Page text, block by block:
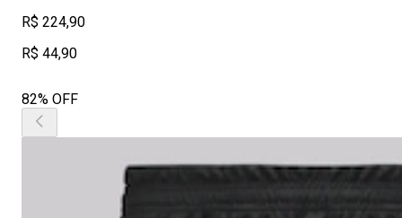
R$ 224,90
R$ 44,90
82% OFF